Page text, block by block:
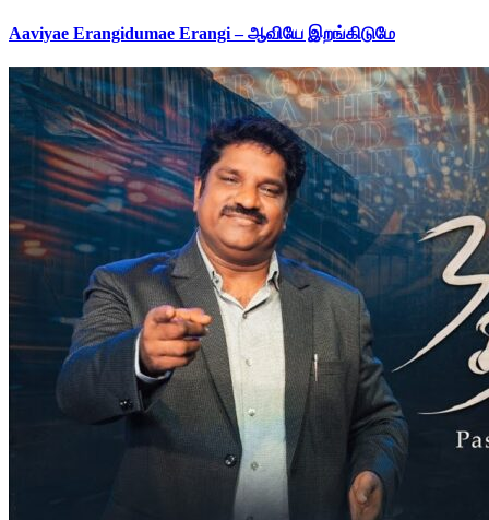
Aaviyae Erangidumae Erangi – ஆவியே இறங்கிடுமே